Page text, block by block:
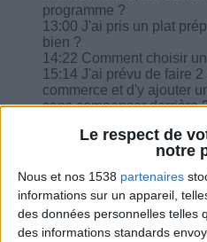
Le respect de
notre
Nous et nos 1538 partenaires
informations sur un appareil,
des données personnelles telles
des informations standards
programme ?
13:00 J'ai pris un plat
bien ?
14:22 Comment choisir
15:14 J'ai prévu de faire
commerce et d'y ajouter
sans compenser derrière
manger de fruit,
goûter qui m'est
21:38 20 g de cerneaux
g de beurre ?
23:11 Puis-je retirer mon
prendre de la boisson de
matin ?